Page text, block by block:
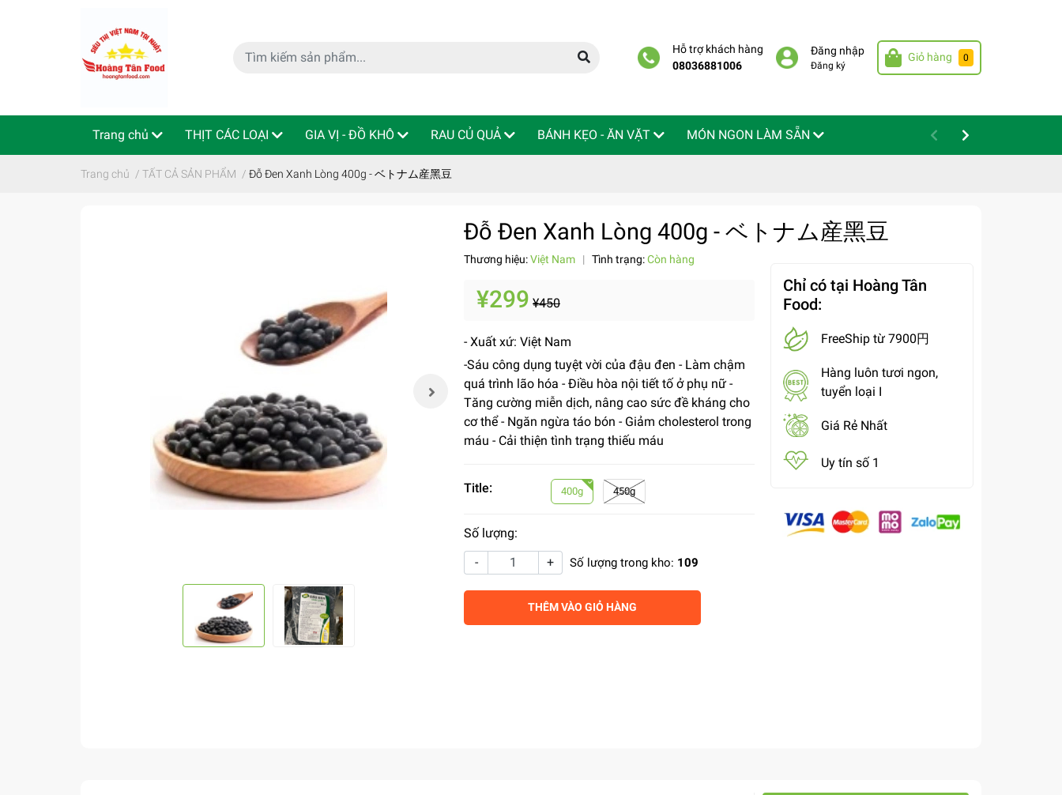
Hỗ trợ khách hàng
08036881006
Đăng nhập
Đăng ký
Giỏ hàng 0
Trang chủ THỊT CÁC LOẠI GIA VỊ - ĐỒ KHÔ RAU CỦ QUẢ BÁNH KẸO - ĂN VẶT MÓN NGON LÀM SẴN
特定商取引法 Indo - ThaiLan
Trang chủ / TẤT CẢ SẢN PHẨM / Đỗ Đen Xanh Lòng 400g - ベトナム産黑豆
Đỗ Đen Xanh Lòng 400g - ベトナム産黑豆
Thương hiệu:Việt Nam | Tình trạng:Còn hàng
¥299 ¥450
- Xuất xứ: Việt Nam
-Sáu công dụng tuyệt vời của đậu đen - Làm chậm
quá trình lão hóa - Điều hòa nội tiết tố ở phụ nữ -
Tăng cường miễn dịch, nâng cao sức đề kháng cho
cơ thể - Ngăn ngừa táo bón - Giảm cholesterol trong
máu - Cải thiện tình trạng thiếu máu
Title: 400g 450g
Số lượng:
-
+ Số lượng trong kho: 109
THÊM VÀO GIỎ HÀNG
Chỉ có tại Hoàng Tân
Food:
FreeShip từ 7900円
Hàng luôn tươi ngon,
tuyển loại I
Giá Rẻ Nhất
Uy tín số 1